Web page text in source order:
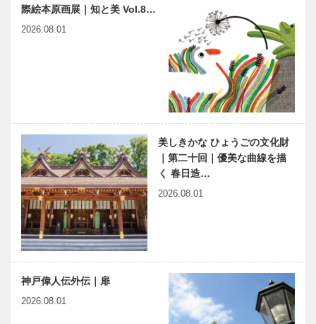
際絵本原画展｜知と美 Vol.8…
2026.08.01
美しきかな ひょうごの文化財
｜第二十回｜優美な曲線を描
く 春日造…
2026.08.01
神戸偉人伝外伝｜扉
2026.08.01